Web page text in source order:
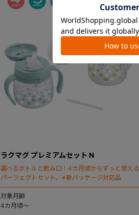
ラクマグ プレミアムセット N
選べるボトルと飲み口！4カ月頃からずっと使える
パーフェクトセット。※新パッケージ対応品
対象月齢
4カ月頃～